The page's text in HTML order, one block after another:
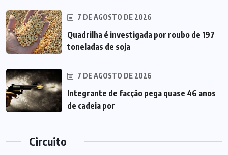
7 DE AGOSTO DE 2026
Quadrilha é investigada por roubo de 197
toneladas de soja
7 DE AGOSTO DE 2026
Integrante de facção pega quase 46 anos
de cadeia por
Circuito